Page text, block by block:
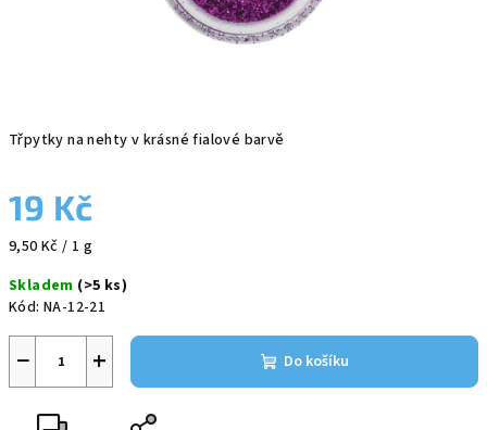
Třpytky na nehty v krásné fialové barvě
19 Kč
Měrná
9,50 Kč / 1 g
Skladem (>5 ks)
Kód: NA-12-21
+
− Do košíku